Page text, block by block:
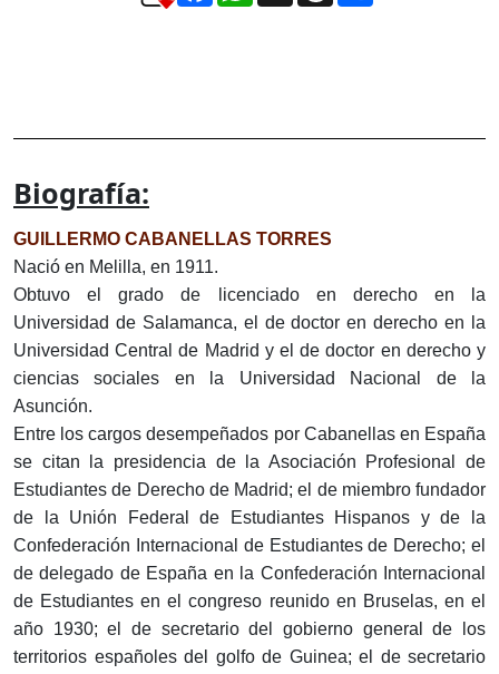
Biografía:
GUILLERMO CABANELLAS TORRES
Nació en Melilla, en 1911.
Obtuvo el grado de licenciado en derecho en la
Universidad de Salamanca, el de doctor en derecho en la
Universidad Central de Madrid y el de doctor en derecho y
ciencias sociales en la Universidad Nacional de la
Asunción.
Entre los cargos desempeñados por Cabanellas en España
se citan la presidencia de la Asociación Profesional de
Estudiantes de Derecho de Madrid; el de miembro fundador
de la Unión Federal de Estudiantes Hispanos y de la
Confederación Internacional de Estudiantes de Derecho; el
de delegado de España en la Confederación Internacional
de Estudiantes en el congreso reunido en Bruselas, en el
año 1930; el de secretario del gobierno general de los
territorios españoles del golfo de Guinea; el de secretario